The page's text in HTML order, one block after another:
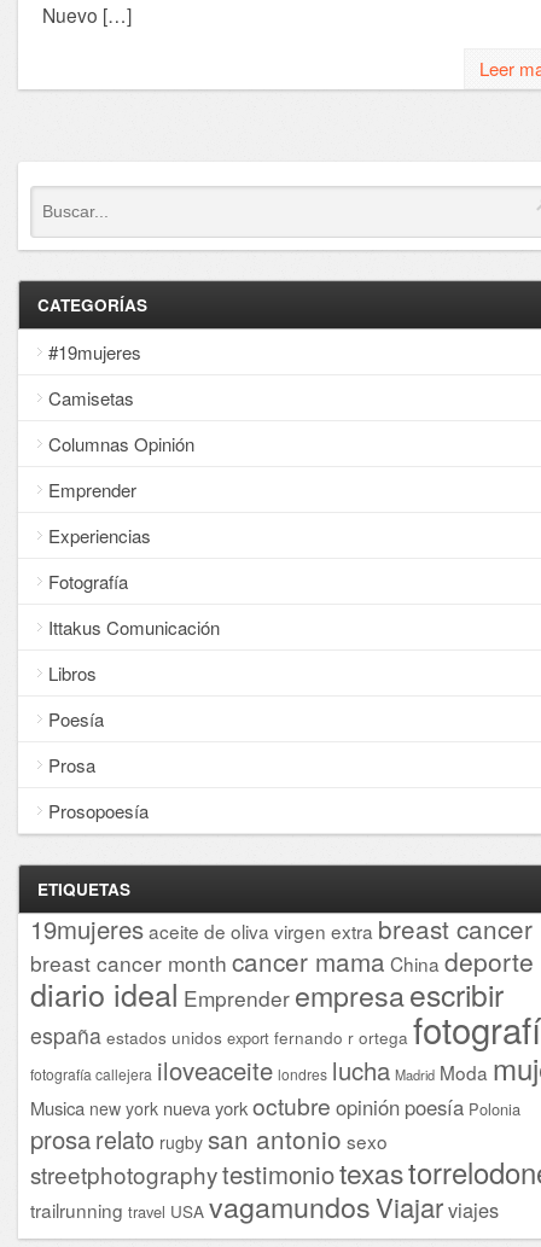
Nuevo […]
Leer
CATEGORÍAS
#19mujeres
Camisetas
Columnas Opinión
Emprender
Experiencias
Fotografía
Ittakus Comunicación
Libros
Poesía
Prosa
Prosopoesía
ETIQUETAS
19mujeresaceite de oliva virgen extra breast cancer
breast cancer month cancer mama China deporte
diario ideal Emprender empresaescribir
españa estados unidos export fernando r ortega
fotografía callejera iloveaceite londres lucha Madrid Moda
Musica new york nueva yorkoctubre opinión poesía Polonia
prosarelato rugby san antonio sexo
streetphotographytestimoniotexas
trailrunning travel USA vagamundosViajarviajes